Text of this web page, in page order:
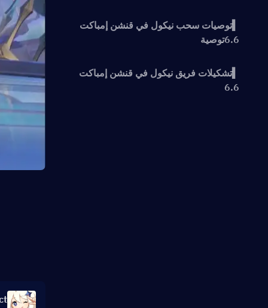
▍توصيات سحب نيكول في قنشن إمباكت
6.6توصية
▍تشكيلات فريق نيكول في قنشن إمباكت
6.6